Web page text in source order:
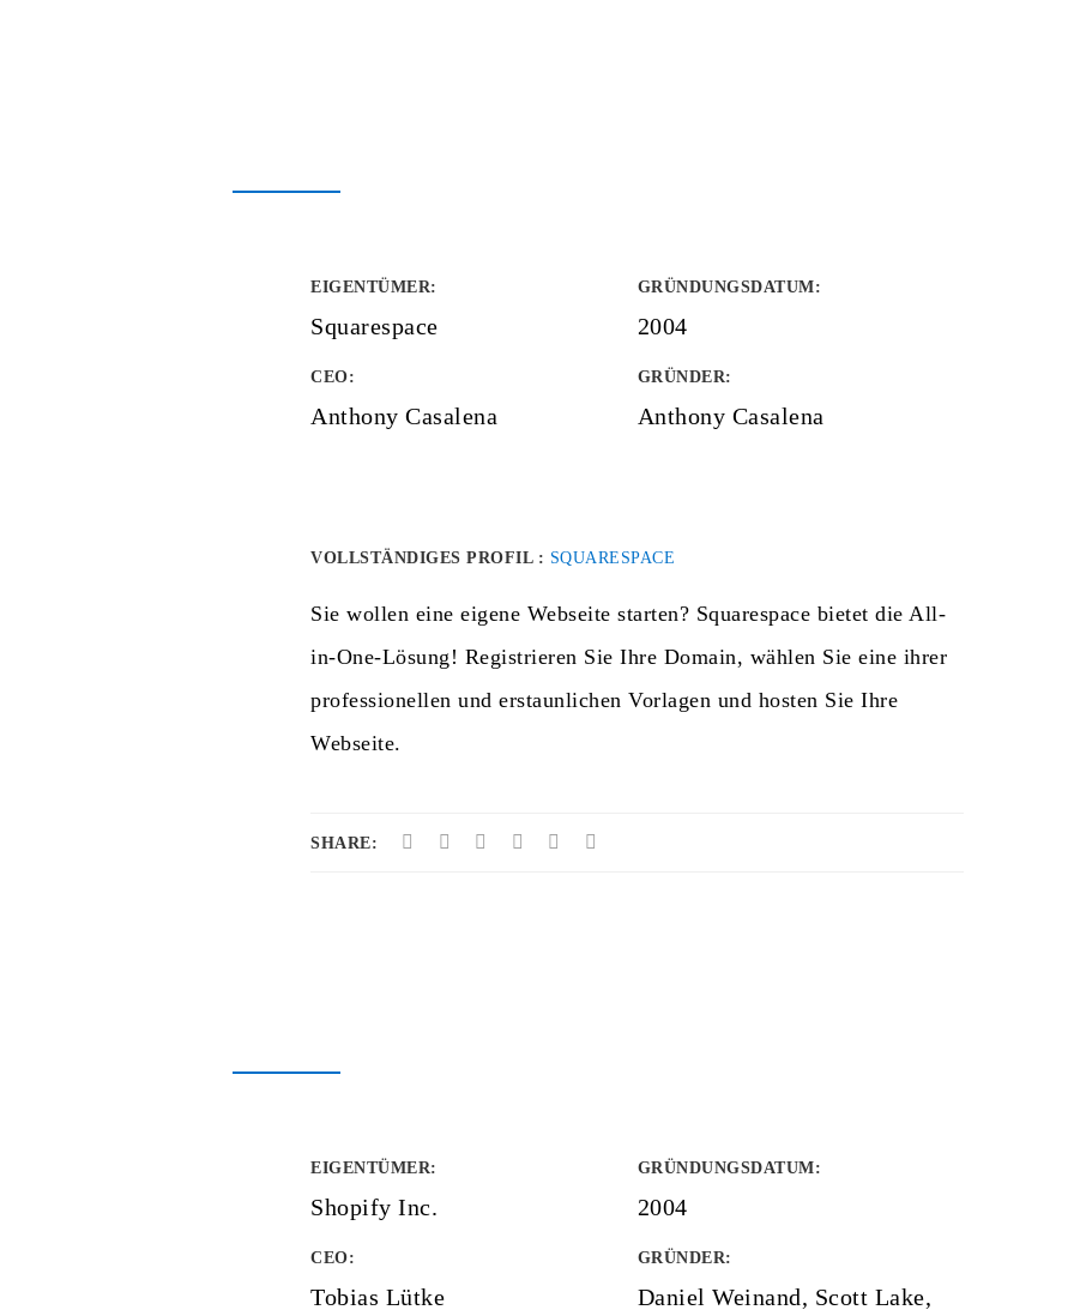
EIGENTÜMER:
Squarespace
GRÜNDUNGSDATUM:
2004
CEO:
Anthony Casalena
GRÜNDER:
Anthony Casalena
VOLLSTÄNDIGES PROFIL : SQUARESPACE
Sie wollen eine eigene Webseite starten? Squarespace bietet die All-
in-One-Lösung! Registrieren Sie Ihre Domain, wählen Sie eine ihrer
professionellen und erstaunlichen Vorlagen und hosten Sie Ihre
Webseite.
SHARE:
EIGENTÜMER:
Shopify Inc.
GRÜNDUNGSDATUM:
2004
CEO:
Tobias Lütke
GRÜNDER:
Daniel Weinand, Scott Lake,